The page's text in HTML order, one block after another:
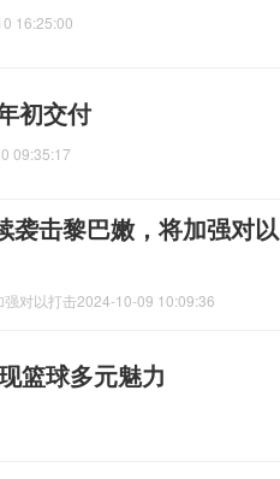
16:25:00
初交付
09:35:17
袭击黎巴嫩，将加强对以
强对以打击2024-10-09 10:09:36
篮球多元魅力